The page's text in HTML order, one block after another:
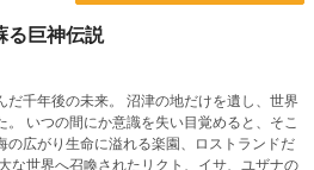
の証明』 再び膨
間も空間も、今まさに生まれた。 だがその最
かしさを覚える。 「ビッグバンは“偶
という存在の最後の役目は、この“問い”を投げ
巨神伝説
来。 沼津の地だけを遺し、世界
、そこ
の広がり生命に溢れる楽園、ロストランドだ